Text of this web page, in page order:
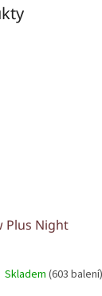
Plus Night
Skladem (603 balení)